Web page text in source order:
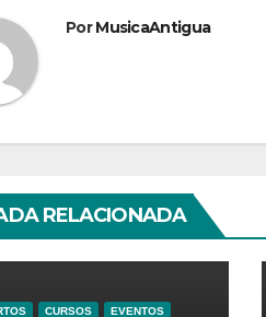
PorMusicaAntigua
RELACIONADA
CURSOS EVENTOS